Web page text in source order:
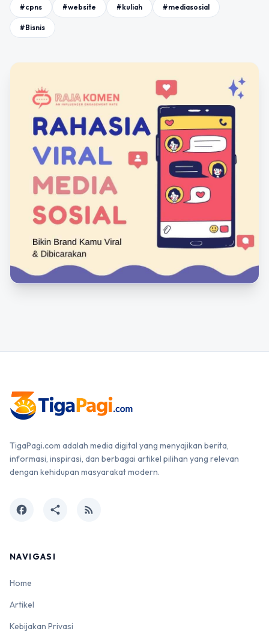
#cpns #website #kuliah #mediasosial
#Bisnis
TigaPagi.com adalah media digital yang menyajikan berita,
informasi, inspirasi, dan berbagai artikel pilihan yang relevan
dengan kehidupan masyarakat modern.
facebook share rss_feed
NAVIGASI
Home
Artikel
Kebijakan Privasi